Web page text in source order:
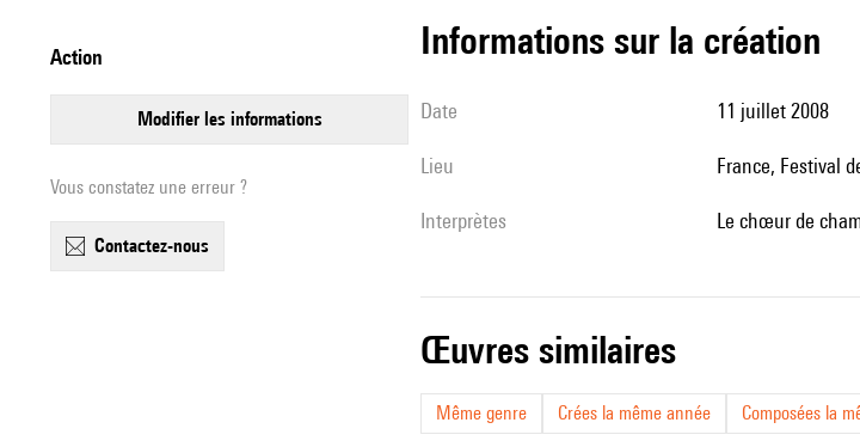
action
modifier les informations
Vous constatez une erreur ?
contactez-nous
informations sur la création
date 11 juillet 2008
lieu France, Festival
interprètes le chœur de
œuvres similaires
Même genre Crées la même année Composées la